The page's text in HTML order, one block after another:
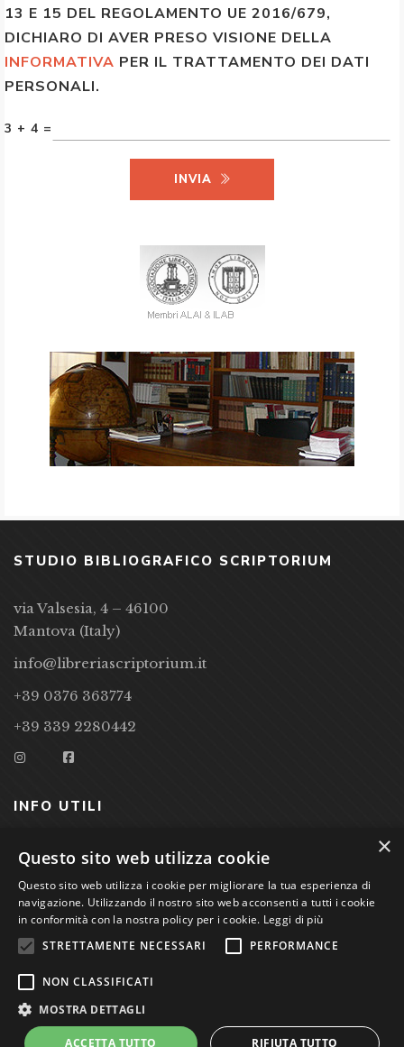
13 E 15 DEL REGOLAMENTO UE 2016/679,
DICHIARO DI AVER PRESO VISIONE DELLA
INFORMATIVA PER IL TRATTAMENTO DEI DATI
PERSONALI.
3 + 4 =
INVIA
STUDIO BIBLIOGRAFICO SCRIPTORIUM
via Valsesia, 4 – 46100
Mantova (Italy)
info@libreriascriptorium.it
+39 0376 363774
+39 339 2280442
INFO UTILI
CONDIZIONI DI VENDITA
PRIVACY POLICY
COOKIE POLICY
Studio Bibliografico Scriptorium Dott.ssa Sara Bassi VAT
nr. 01744000207
×
Questo sito web utilizza cookie
Questo sito web utilizza i cookie per migliorare la tua esperienza di
navigazione. Utilizzando il nostro sito web acconsenti a tutti i cookie
in conformità con la nostra policy per i cookie. Leggi di più
STRETTAMENTE NECESSARI
PERFORMANCE
NON CLASSIFICATI
MOSTRA DETTAGLI
ACCETTA TUTTO RIFIUTA TUTTO